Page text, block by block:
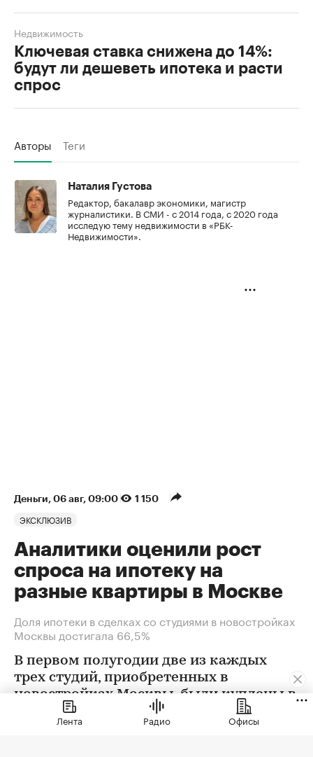
Ключевая ставка снижена до 14%:
будут ли дешеветь ипотека и расти
спрос
Недвижимость
Авторы Теги
Наталия Густова
Редактор, бакалавр экономики, магистр
журналистики. В СМИ - с 2014 года, с 2020 года
исследую тему недвижимости в «РБК-
Недвижимости».
Деньги⁠, 06 авг, 09:00 1 150
ЭКСКЛЮЗИВ
Аналитики оценили рост
спроса на ипотеку на
разные квартиры в Москве
Доля ипотеки в сделках со студиями в новостройках
Москвы достигала 66,5%
В первом полугодии две из каждых
трех студий, приобретенных в
новостройках Москвы, были куплены в
ипотеку. В сегменте трешек ипотечных
сделок менее половины, а среди
Лента Радио Офисы